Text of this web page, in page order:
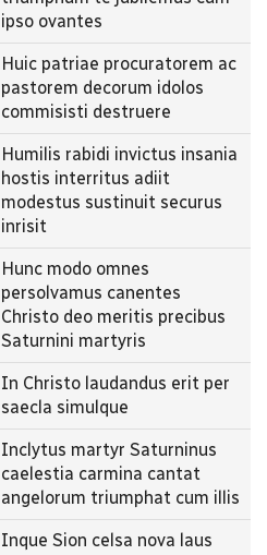
ipso ovantes
Huic patriae procuratorem ac
pastorem decorum idolos
commisisti destruere
Humilis rabidi invictus insania
hostis interritus adiit
modestus sustinuit securus
inrisit
Hunc modo omnes
persolvamus canentes
Christo deo meritis precibus
Saturnini martyris
In Christo laudandus erit per
saecla simulque
Inclytus martyr Saturninus
caelestia carmina cantat
angelorum triumphat cum illis
Inque Sion celsa nova laus